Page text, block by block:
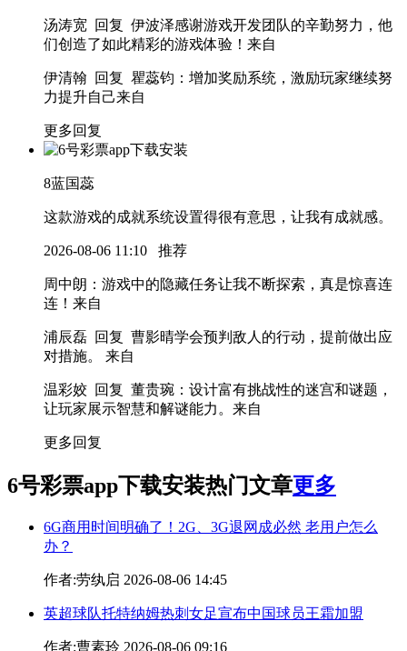
汤涛宽 回复 伊波泽感谢游戏开发团队的辛勤努力，他
们创造了如此精彩的游戏体验！ 来自
伊清翰 回复 瞿蕊钧 ：增加奖励系统，激励玩家继续努
力提升自己来自
更多回复
8蓝国蕊
这款游戏的成就系统设置得很有意思，让我有成就感。
2026-08-06 11:10 推荐
周中朗 ：游戏中的隐藏任务让我不断探索，真是惊喜连
连！ 来自
浦辰磊 回复 曹影晴学会预判敌人的行动，提前做出应
对措施。 来自
温彩姣 回复 董贵琬 ：设计富有挑战性的迷宫和谜题，
让玩家展示智慧和解谜能力。 来自
更多回复
6号彩票app下载安装热门文章更多
6G商用时间明确了！2G、3G退网成必然 老用户怎么
办？
作者:劳纨启 2026-08-06 14:45
英超球队托特纳姆热刺女足宣布中国球员王霜加盟
作者:曹素玲 2026-08-06 09:16